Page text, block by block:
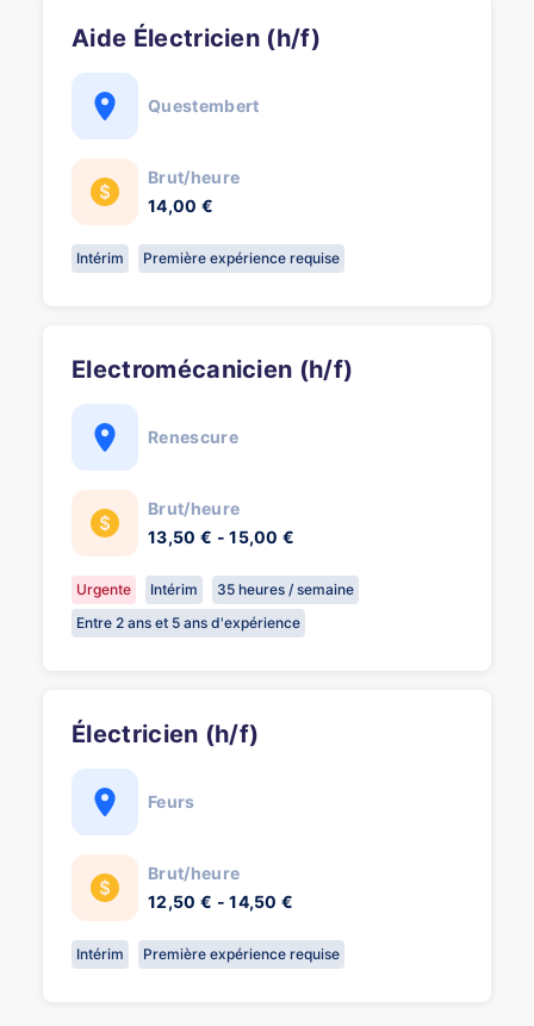
Aide Électricien (h/f)
Questembert
Brut/heure
14,00 €
Intérim Première expérience requise
Electromécanicien (h/f)
Renescure
Brut/heure
13,50 € - 15,00 €
Urgente Intérim
35 heures / semaine
Entre 2 ans et 5 ans d'expérience
Électricien (h/f)
Feurs
Brut/heure
12,50 € - 14,50 €
Intérim Première expérience requise